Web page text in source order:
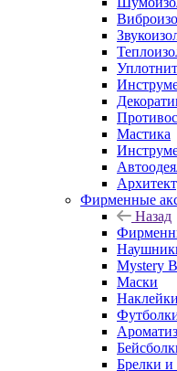
Мастика
Фирменные
Назад
Mystery
Маски
Наклейки
Брелки и